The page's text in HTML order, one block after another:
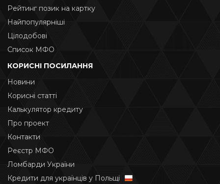
Рейтинг позик на картку
Найпопулярніші
Цілодобові
Список МФО
КОРИСНІ ПОСИЛАННЯ
Новини
Корисні статті
Калькулятор кредиту
Про проект
Контакти
Реєстр МФО
Ломбарди України
Кредити для українців у Польщі